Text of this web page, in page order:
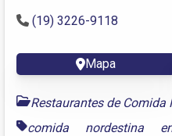
(19) 3226-9118
Mapa
Restaurantes de
comida nordestina